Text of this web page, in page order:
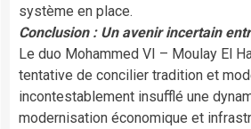
système en place.
Conclusion : Un avenir incertain
Le duo Mohammed VI – Moulay El
tentative de concilier tradition et
incontestablement insufflé une
modernisation économique et